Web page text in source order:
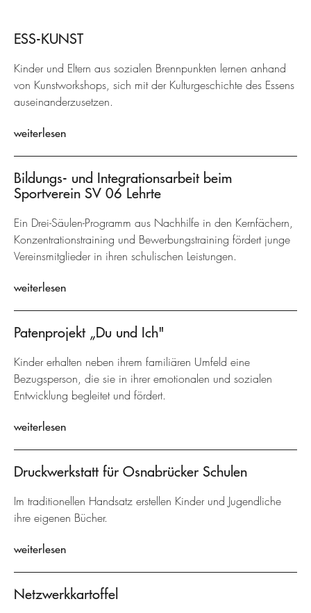
ESS-KUNST
Kinder und Eltern aus sozialen Brennpunkten lernen anhand
von Kunstworkshops, sich mit der Kulturgeschichte des Essens
auseinanderzusetzen.
weiterlesen
Bildungs- und Integrationsarbeit beim
Sportverein SV 06 Lehrte
Ein Drei-Säulen-Programm aus Nachhilfe in den Kernfächern,
Konzentrationstraining und Bewerbungstraining fördert junge
Vereinsmitglieder in ihren schulischen Leistungen.
weiterlesen
Patenprojekt „Du und Ich"
Kinder erhalten neben ihrem familiären Umfeld eine
Bezugsperson, die sie in ihrer emotionalen und sozialen
Entwicklung begleitet und fördert.
weiterlesen
Druckwerkstatt für Osnabrücker Schulen
Im traditionellen Handsatz erstellen Kinder und Jugendliche
ihre eigenen Bücher.
weiterlesen
Netzwerkkartoffel